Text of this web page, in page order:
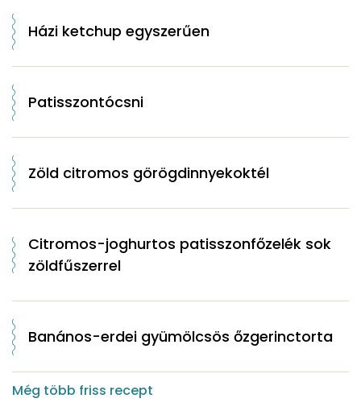
Házi ketchup egyszerűen
Patisszontócsni
Zöld citromos görögdinnyekoktél
Citromos-joghurtos patisszonfőzelék sok
zöldfűszerrel
Banános-erdei gyümölcsös őzgerinctorta
Még több friss recept